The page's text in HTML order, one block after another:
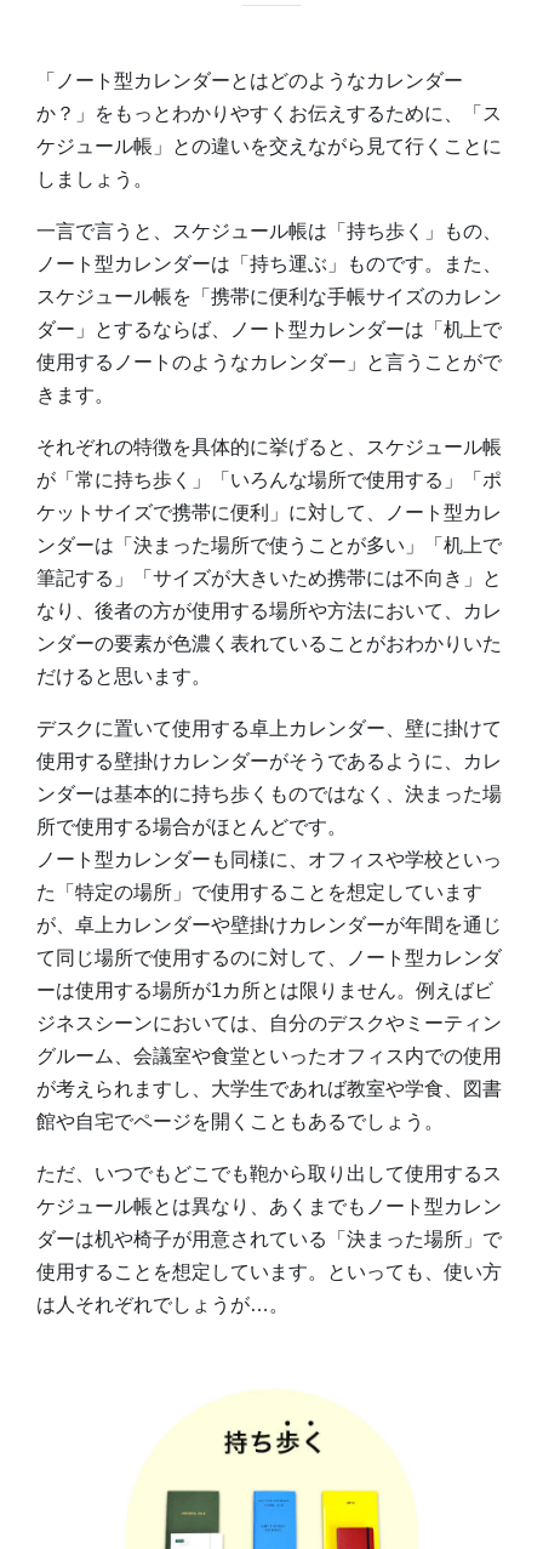
「ノート型カレンダーとはどのようなカレンダー
か？」をもっとわかりやすくお伝えするために、「ス
ケジュール帳」との違いを交えながら見て行くことに
しましょう。
一言で言うと、スケジュール帳は「持ち歩く」もの、
ノート型カレンダーは「持ち運ぶ」ものです。また、
スケジュール帳を「携帯に便利な手帳サイズのカレン
ダー」とするならば、ノート型カレンダーは「机上で
使用するノートのようなカレンダー」と言うことがで
きます。
それぞれの特徴を具体的に挙げると、スケジュール帳
が「常に持ち歩く」「いろんな場所で使用する」「ポ
ケットサイズで携帯に便利」に対して、ノート型カレ
ンダーは「決まった場所で使うことが多い」「机上で
筆記する」「サイズが大きいため携帯には不向き」と
なり、後者の方が使用する場所や方法において、カレ
ンダーの要素が色濃く表れていることがおわかりいた
だけると思います。
デスクに置いて使用する卓上カレンダー、壁に掛けて
使用する壁掛けカレンダーがそうであるように、カレ
ンダーは基本的に持ち歩くものではなく、決まった場
所で使用する場合がほとんどです。
ノート型カレンダーも同様に、オフィスや学校といっ
た「特定の場所」で使用することを想定しています
が、卓上カレンダーや壁掛けカレンダーが年間を通じ
て同じ場所で使用するのに対して、ノート型カレンダ
ーは使用する場所が1カ所とは限りません。例えばビ
ジネスシーンにおいては、自分のデスクやミーティン
グルーム、会議室や食堂といったオフィス内での使用
が考えられますし、大学生であれば教室や学食、図書
館や自宅でページを開くこともあるでしょう。
ただ、いつでもどこでも鞄から取り出して使用するス
ケジュール帳とは異なり、あくまでもノート型カレン
ダーは机や椅子が用意されている「決まった場所」で
使用することを想定しています。といっても、使い方
は人それぞれでしょうが…。